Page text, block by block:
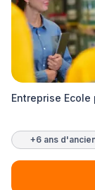
Entreprise
+6 ans